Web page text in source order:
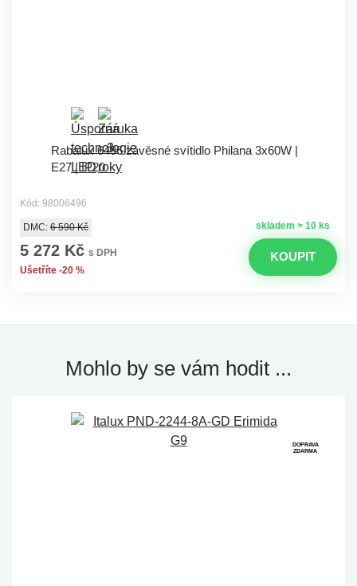
Rabalux 6496 závěsné svítidlo Philana 3x60W |
E27 | IP20
Kód: 98006496
skladem > 10 ks
DMC: 6 590 Kč
5 272 Kč s DPH
Ušetříte -20 %
KOUPIT
Mohlo by se vám hodit ...
DOPRAVA
ZDARMA